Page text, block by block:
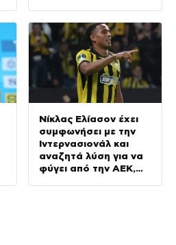
Νίκλας Ελίασον έχει
συμφωνήσει με την
Ιντερνασιονάλ και
αναζητά λύση για να
φύγει από την ΑΕΚ,